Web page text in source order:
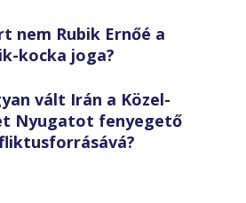
nem Rubik Ernőé a
kocka joga?
vált Irán a Közel-
Nyugatot fenyegető